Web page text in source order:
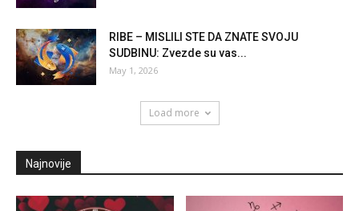
RIBE – MISLILI STE DA ZNATE SVOJU
SUDBINU: Zvezde su vas...
May 1, 2026
Load more
Najnovije